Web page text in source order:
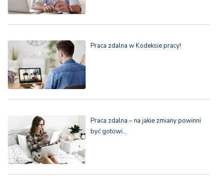
Praca zdalna w Kodeksie pracy!
Praca zdalna – na jakie zmiany powinni
być gotowi…